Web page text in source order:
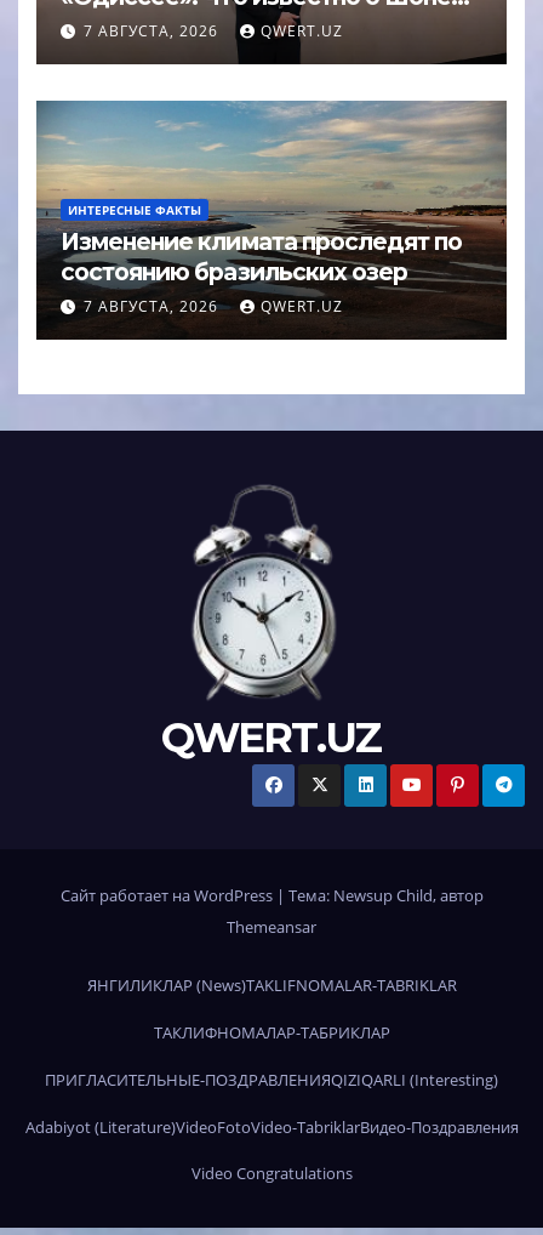
Эйвери
7 АВГУСТА, 2026 QWERT.UZ
ИНТЕРЕСНЫЕ ФАКТЫ
Изменение климата проследят по
состоянию бразильских озер
7 АВГУСТА, 2026 QWERT.UZ
QWERT.UZ
Сайт работает на WordPress | Тема: Newsup Child, автор
Themeansar
ЯНГИЛИКЛАР (News)TAKLIFNOMALAR-TABRIKLAR
ТАКЛИФНОМАЛАР-ТАБРИКЛАР
ПРИГЛАСИТЕЛЬНЫЕ-ПОЗДРАВЛЕНИЯQIZIQARLI (Interesting)
Adabiyot (Literature)VideoFotoVideo-TabriklarВидео-Поздравления
Video Congratulations